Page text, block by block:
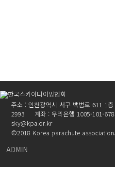
주소 : 인천광역시 서구 백범로 611 1
2993 계좌 : 우리은행 1005-101-
sky@kpa.or.kr
©2018 Korea parachute
ADMIN